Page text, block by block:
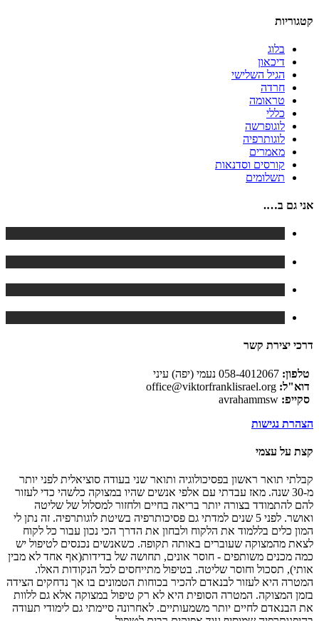
קטגוריות
בלוג
דיכאון
הגיל השלישי
חרדה
טראומה
כללי
לוגופרשה
לוגותרפיה
מאמרים
קורסים וסדנאות
תשלומים
אני גם ב….
דרכי יצירת קשר
טלפון:
דוא"ל:
סקייפ:
הצהרת נגישות
קצת על עצמי
קבלתי תואר ראשון בפסיכולוגיה ותואר שני בעודה סוציאלית לפני יותר
מ-30 שנה. מאז עבדתי עם אלפי אנשים שהיו במצוקה כלשהי כדי לעזור
להם להתמודד בצורה יותר בריאה בחיים ולחזור למסלול של שליטה
ואושר. לפני 5 שנים למדתי גם פסיכותרפיה בשיטת לוגותרפיה. זה נתן לי
המון כלים בללמוד את הלקוח ולבחון את הדרך הכי נכון עבור כל לקוח
לצאת מהמצוקה שעוברים באותה תקופה. כשאנשים נכנסים לטיפול יש
כמה מכנים משותפים - חוסר אונים, תחושה של בדידות(אף אחד לא מבין
אותי), תסכול וחוסר שליטה. בטיפול מתייחסים לכל הנקודות האלו.
המטרה היא לעזור לבנאדם להכיר בכוחות הטמונים בו אך נדחקים הצידה
בזמן המצוקה. המטרה הסופית היא לא רק טיפול במצוקה אלא גם ללוות
את הבנאדם לחיים יותר משמעותיים. לאחרונה סיימתי גם לימודי תעודה